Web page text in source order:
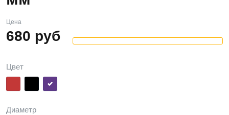
Цена
680 руб
Цвет
Диаметр